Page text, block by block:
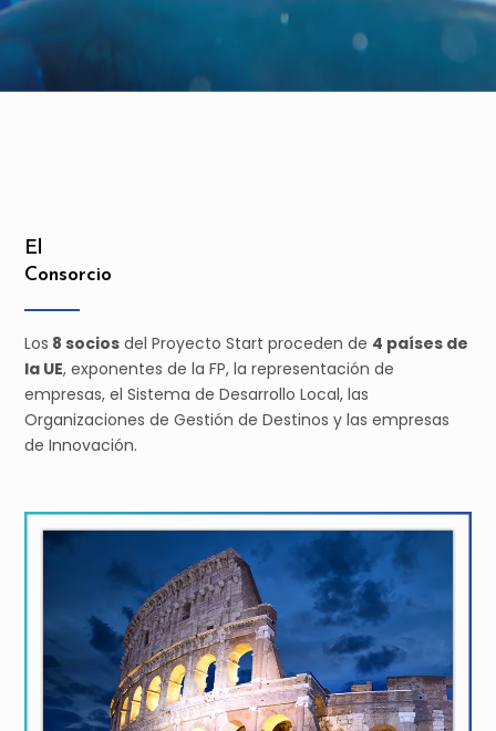
El
Consorcio
Los 8 socios del Proyecto Start proceden de 4 países de
la UE, exponentes de la FP, la representación de
empresas, el Sistema de Desarrollo Local, las
Organizaciones de Gestión de Destinos y las empresas
de Innovación.